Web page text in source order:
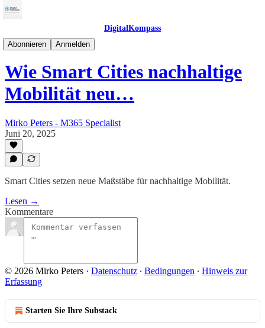
DigitalKompass
Abonnieren
Anmelden
SmartCityKompass
Wie Smart Cities nachhaltige
Mobilität neu…
Mirko Peters - M365 Specialist
Juni 20, 2025
Smart Cities setzen neue Maßstäbe für nachhaltige Mobilität.
Lesen →
Kommentare
© 2026 Mirko Peters · Datenschutz ∙ Bedingungen ∙ Hinweis zur
Erfassung
Starten Sie Ihre Substack